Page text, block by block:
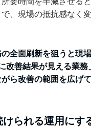
、現場の抵抗感なく
全面刷新を狙うと現
改善結果が見える業務
ら改善の範囲を広げて
けられる運用にす